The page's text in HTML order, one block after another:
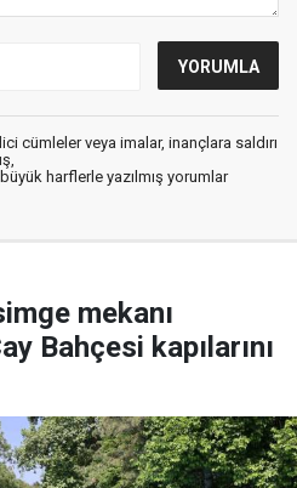
cümleler veya imalar, inançlara saldırı
harflerle yazılmış yorumlar
mekanı
Bahçesi kapılarını